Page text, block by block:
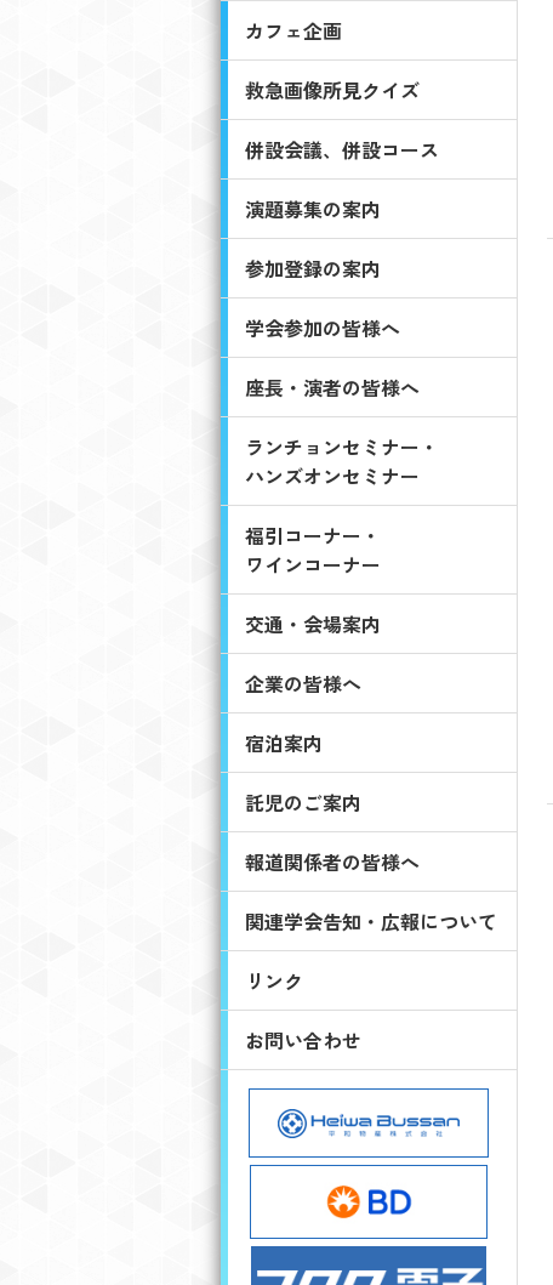
カフェ企画
救急画像所見クイズ
併設会議、併設コース
演題募集の案内
参加登録の案内
学会参加の皆様へ
座長・演者の皆様へ
ランチョンセミナー・
ハンズオンセミナー
福引コーナー・
ワインコーナー
交通・会場案内
企業の皆様へ
宿泊案内
託児のご案内
報道関係者の皆様へ
関連学会告知・広報について
リンク
お問い合わせ